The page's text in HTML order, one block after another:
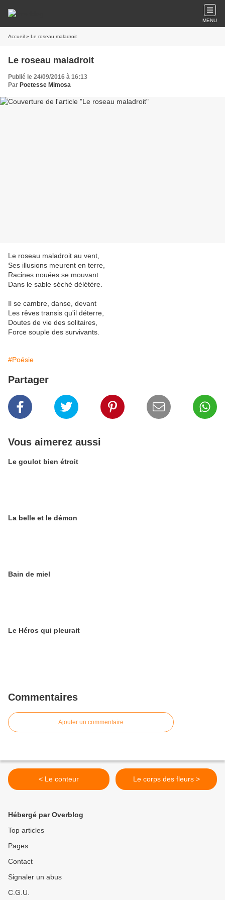
MENU
Accueil » Le roseau maladroit
Le roseau maladroit
Publié le 24/09/2016 à 16:13
Par Poetesse Mimosa
Le roseau maladroit au vent,
Ses illusions meurent en terre,
Racines nouées se mouvant
Dans le sable séché délétère.
Il se cambre, danse, devant
Les rêves transis qu'il déterre,
Doutes de vie des solitaires,
Force souple des survivants.
#Poésie
Partager
Vous aimerez aussi
Le goulot bien étroit
La belle et le démon
Bain de miel
Le Héros qui pleurait
Commentaires
Ajouter un commentaire
< Le conteur Le corps des fleurs >
Hébergé par Overblog
Top articles
Pages
Contact
Signaler un abus
C.G.U.